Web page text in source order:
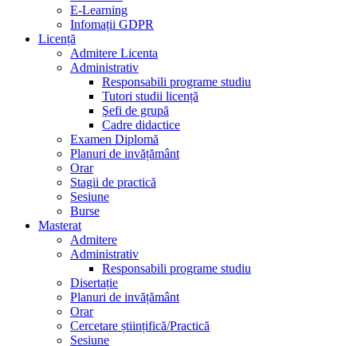
E-Learning
Infomații GDPR
Licență
Admitere Licenta
Administrativ
Responsabili programe studiu
Tutori studii licență
Şefi de grupă
Cadre didactice
Examen Diplomă
Planuri de invățământ
Orar
Stagii de practică
Sesiune
Burse
Masterat
Admitere
Administrativ
Responsabili programe studiu
Disertație
Planuri de invățământ
Orar
Cercetare științifică/Practică
Sesiune